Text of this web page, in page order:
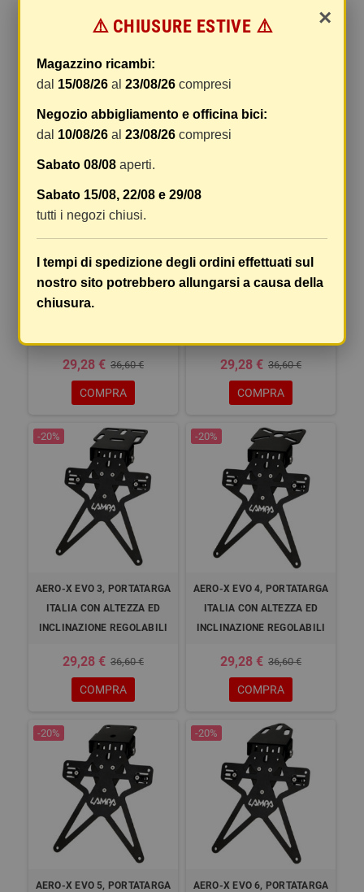
90X35 MM - ROSSO
5,68 € 5,73 €
CATARIFRANGENTE TARGA -
TYPE 1
-20%
AERO-X EVO 1, PORTATARGA
29,28 € 36,60 €
COMPRA
-20%
AERO-X EVO 2, PORTATARGA
29,28 € 36,60 €
COMPRA
-20%
AERO-X EVO 3, PORTATARGA
ITALIA CON ALTEZZA ED
INCLINAZIONE REGOLABILI
29,28 € 36,60 €
COMPRA
-20%
AERO-X EVO 4, PORTATARGA
ITALIA CON ALTEZZA ED
INCLINAZIONE REGOLABILI
29,28 € 36,60 €
COMPRA
-20%
AERO-X EVO 5, PORTATARGA
-20%
AERO-X EVO 6, PORTATARGA
×
⚠️ CHIUSURE ESTIVE ⚠️
Magazzino ricambi:
dal 15/08/26 al23/08/26 compresi
Negozio abbigliamento e officina bici:
dal 10/08/26 al23/08/26 compresi
Sabato 08/08 aperti.
Sabato 15/08, 22/08 e 29/08
tutti i negozi chiusi.
I tempi di spedizione degli ordini effettuati sul
nostro sito potrebbero allungarsi a causa della
chiusura.